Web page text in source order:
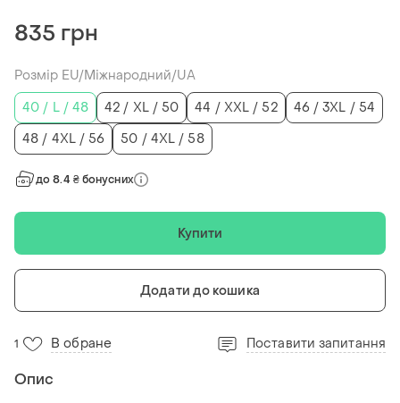
835 грн
Розмір EU/Міжнародний/UA
40 / L / 48
42 / XL / 50 44 / XXL / 52
46 / 3XL / 54
48 / 4XL / 56
50 / 4XL / 58
до 8.4 ₴ бонусних
Купити
Додати до кошика
1 В обране Поставити запитання
Опис